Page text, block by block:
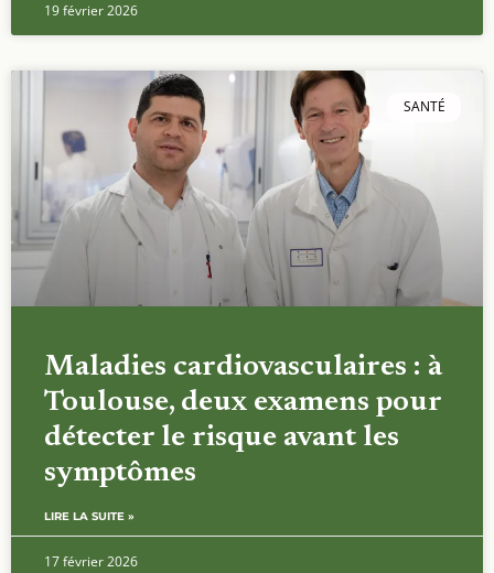
19 février 2026
SANTÉ
Maladies cardiovasculaires : à
Toulouse, deux examens pour
détecter le risque avant les
symptômes
LIRE LA SUITE »
17 février 2026